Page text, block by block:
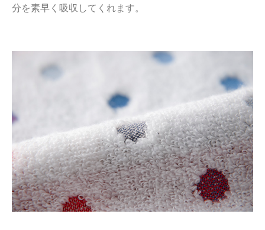
分を素早く吸収してくれます。